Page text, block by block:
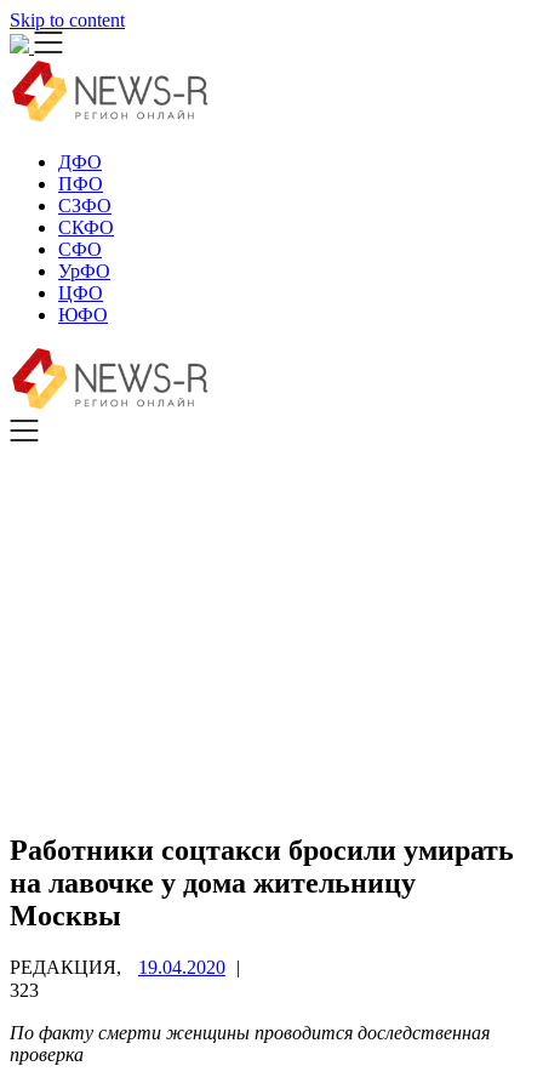
Skip to content
ДФО
ПФО
СЗФО
СКФО
СФО
УрФО
ЦФО
ЮФО
Работники соцтакси бросили умирать
на лавочке у дома жительницу
Москвы
РЕДАКЦИЯ, 19.04.2020 |
323
По факту смерти женщины проводится доследственная
проверка